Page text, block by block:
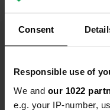
Consent
Responsible use of
We and our 1022
e.g. your IP-number,